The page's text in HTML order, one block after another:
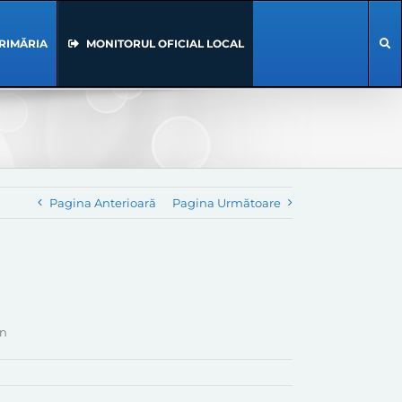
MONITORUL OFICIAL LOCAL
Pagina Anterioară Pagina Următoare